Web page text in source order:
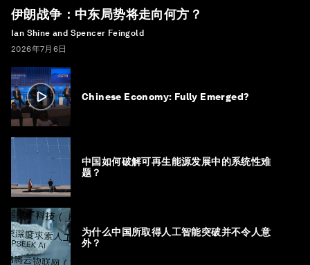
伊朗战争：中东局势将走向何方？
Ian Shine and Spencer Feingold
2026年7月6日
Chinese Economy: Fully Emerged?
中国如何破解可再生能源发展中的系统性难
题？
为什么中国所取得人工智能突破并不令人意
外？